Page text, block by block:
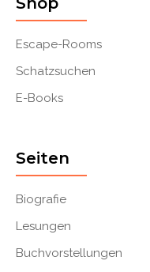
Escape-Rooms
Schatzsuchen
E-Books
Seiten
Biografie
Lesungen
Buchvorstellungen